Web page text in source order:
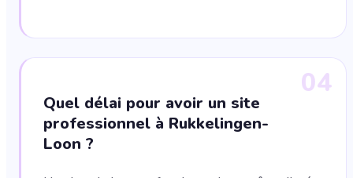
04
Quel délai pour avoir un site
professionnel à Rukkelingen-
Loon ?